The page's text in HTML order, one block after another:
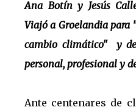
Ana Botín y Jesús
Viajó a Groelandia para
cambio climático" y
personal, profesional y
Ante centenares de